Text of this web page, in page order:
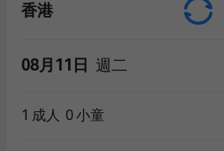
香港
08月11日 週二
1 成人 0小童